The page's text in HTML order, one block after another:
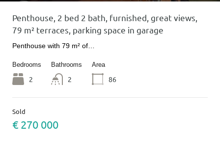
Penthouse, 2 bed 2 bath, furnished, great views,
79 m² terraces, parking space in garage
Penthouse with 79 m² of…
Bedrooms
2
Bathrooms
2
Area
86
Sold
€ 270 000